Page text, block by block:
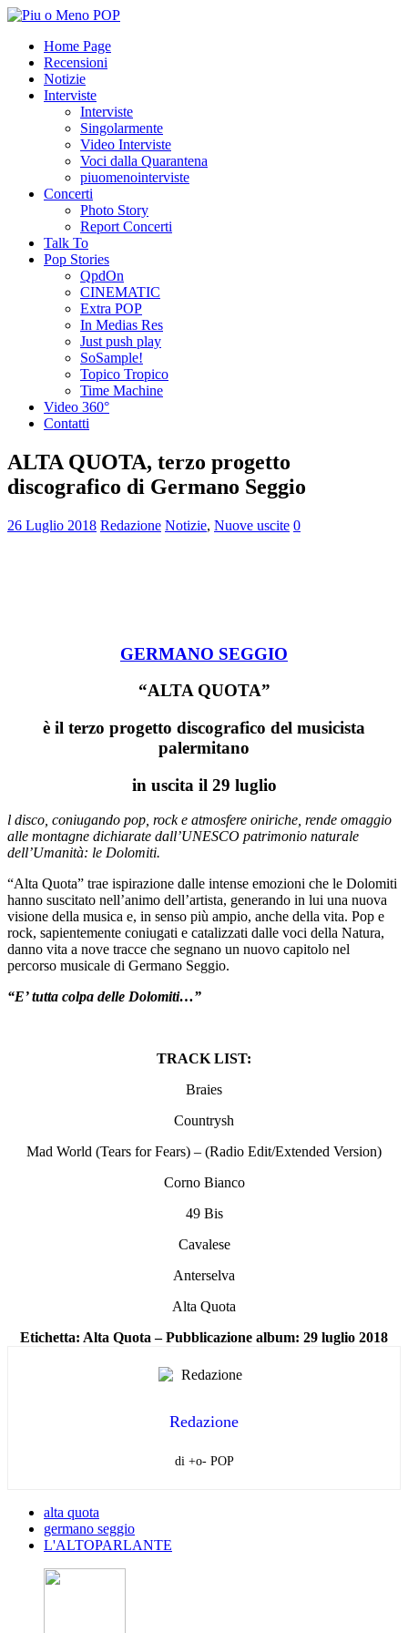
Home Page
Recensioni
Notizie
Interviste
Interviste
Singolarmente
Video Interviste
Voci dalla Quarantena
piuomenointerviste
Concerti
Photo Story
Report Concerti
Talk To
Pop Stories
QpdOn
CINEMATIC
Extra POP
In Medias Res
Just push play
SoSample!
Topico Tropico
Time Machine
Video 360°
Contatti
ALTA QUOTA, terzo progetto
discografico di Germano Seggio
26 Luglio 2018 Redazione Notizie, Nuove uscite 0
GERMANO SEGGIO
“ALTA QUOTA”
è il terzo progetto discografico del musicista
palermitano
in uscita il 29 luglio
l disco, coniugando pop, rock e atmosfere oniriche, rende omaggio
alle montagne dichiarate dall’UNESCO patrimonio naturale
dell’Umanità: le Dolomiti.
“Alta Quota” trae ispirazione dalle intense emozioni che le Dolomiti
hanno suscitato nell’animo dell’artista, generando in lui una nuova
visione della musica e, in senso più ampio, anche della vita. Pop e
rock, sapientemente coniugati e catalizzati dalle voci della Natura,
danno vita a nove tracce che segnano un nuovo capitolo nel
percorso musicale di Germano Seggio.
“E’ tutta colpa delle Dolomiti…”
TRACK LIST:
Braies
Countrysh
Mad World (Tears for Fears) – (Radio Edit/Extended Version)
Corno Bianco
49 Bis
Cavalese
Anterselva
Alta Quota
Etichetta: Alta Quota – Pubblicazione album: 29 luglio 2018
Redazione
di +o- POP
alta quota
germano seggio
L'ALTOPARLANTE